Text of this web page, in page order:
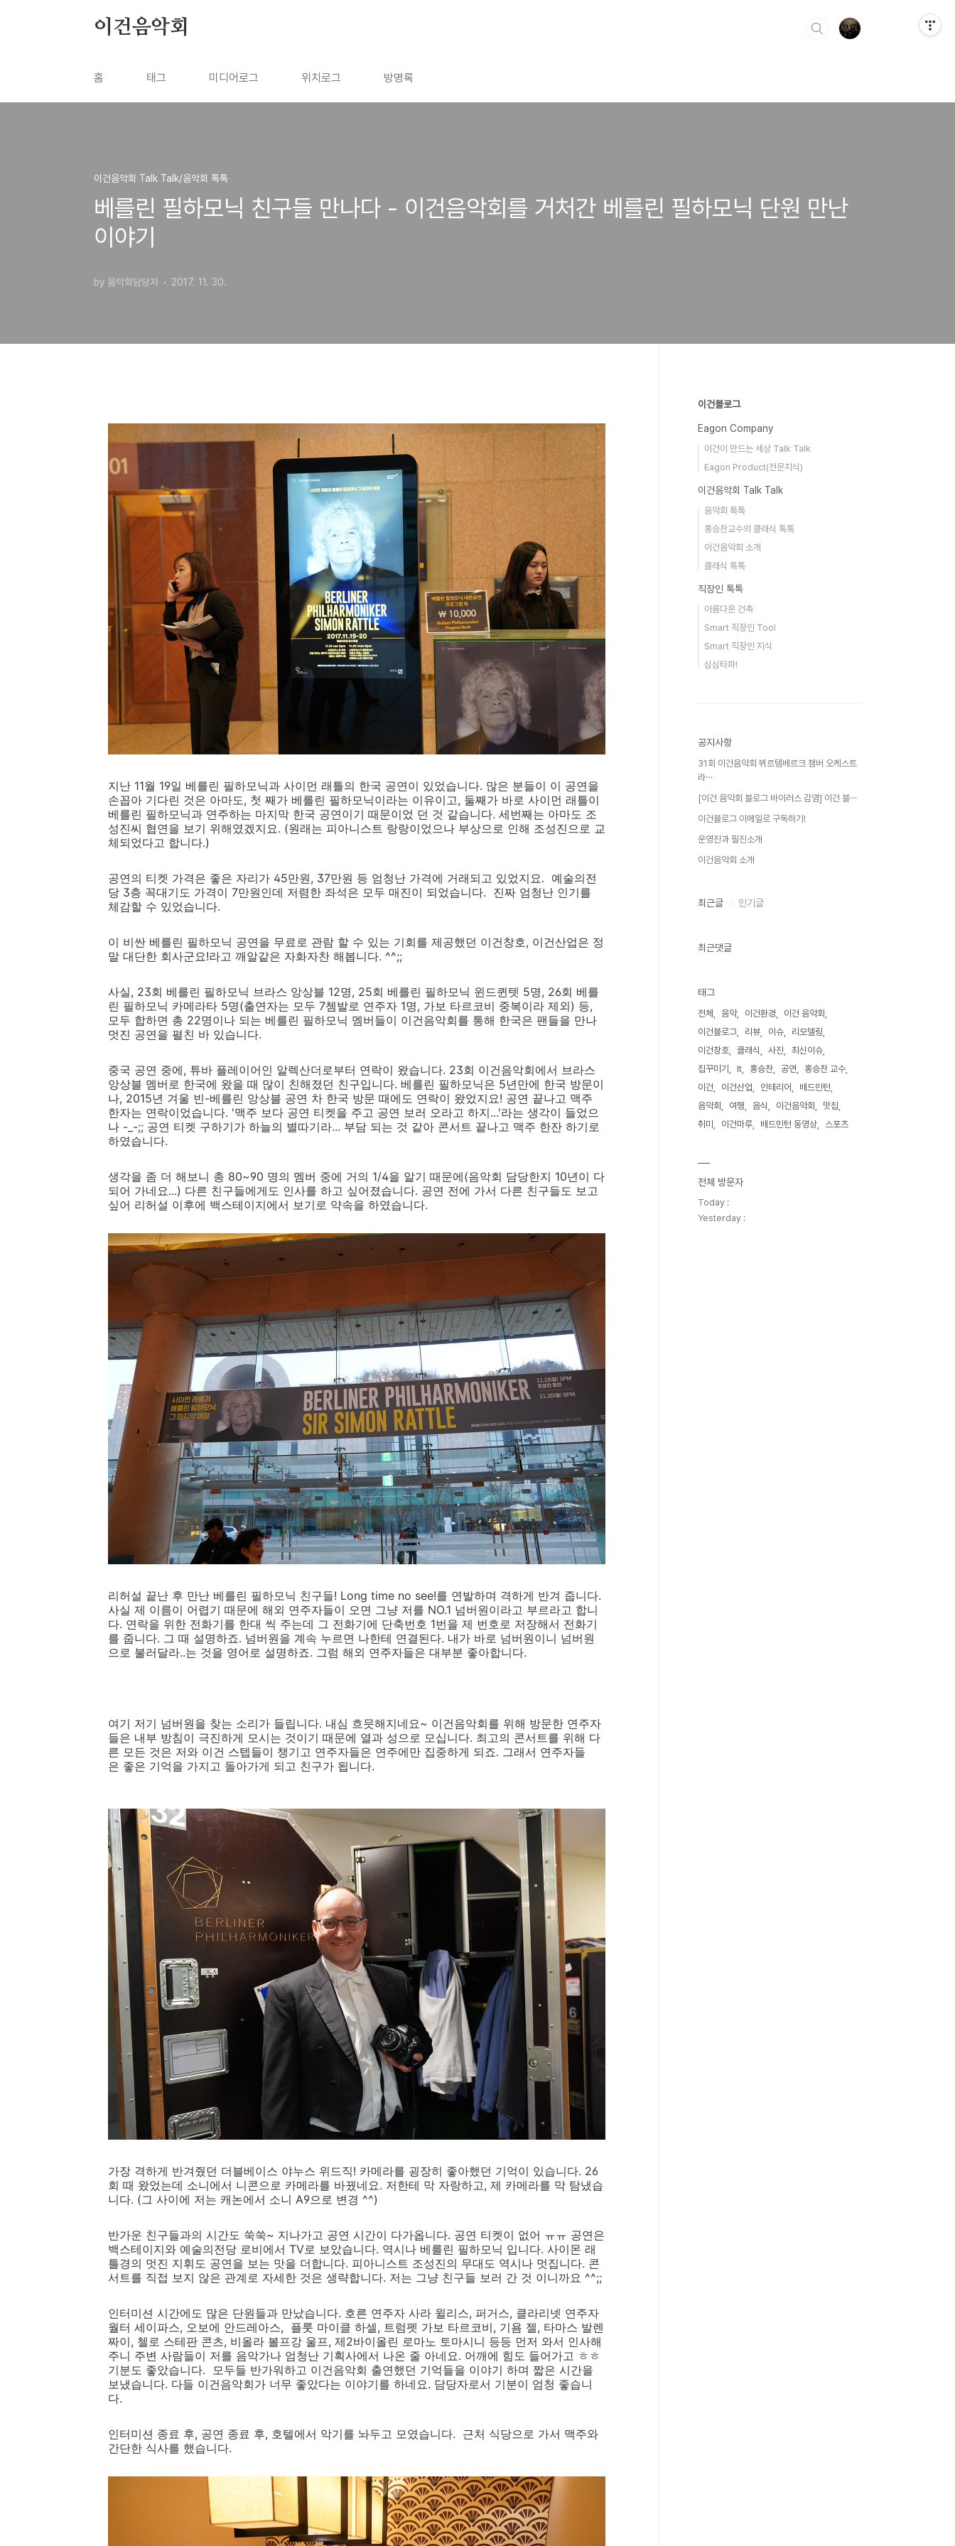
이건음악회
홈 태그 미디어로그 위치로그 방명록
이건음악회 Talk Talk/음악회 톡톡
베를린 필하모닉 친구들 만나다 - 이건음악회를 거처간 베를린 필하모닉 단원 만난
이야기
by 음악회담당자 2017. 11. 30.
지난 11월 19일 베를린 필하모닉과 사이먼 래틀의 한국 공연이 있었습니다. 많은 분들이 이 공연을
손꼽아 기다린 것은 아마도, 첫 째가 베를린 필하모닉이라는 이유이고, 둘째가 바로 사이먼 래틀이
베를린 필하모닉과 연주하는 마지막 한국 공연이기 때문이었 던 것 같습니다. 세번째는 아마도 조
성진씨 협연을 보기 위해였겠지요. (원래는 피아니스트 랑랑이었으나 부상으로 인해 조성진으로 교
체되었다고 합니다.)
공연의 티켓 가격은 좋은 자리가 45만원, 37만원 등 엄청난 가격에 거래되고 있었지요. 예술의전
당 3층 꼭대기도 가격이 7만원인데 저렴한 좌석은 모두 매진이 되었습니다. 진짜 엄청난 인기를
체감할 수 있었습니다.
이 비싼 베를린 필하모닉 공연을 무료로 관람 할 수 있는 기회를 제공했던 이건창호, 이건산업은 정
말 대단한 회사군요!라고 깨알같은 자화자찬 해봅니다. ^^;;
사실, 23회 베를린 필하모닉 브라스 앙상블 12명, 25회 베를린 필하모닉 윈드퀸텟 5명, 26회 베를
린 필하모닉 카메라타 5명(출연자는 모두 7쳄발로 연주자 1명, 가보 타르코비 중복이라 제외) 등,
모두 합하면 총 22명이나 되는 베를린 필하모닉 멤버들이 이건음악회를 통해 한국은 팬들을 만나
멋진 공연을 펼친 바 있습니다.
중국 공연 중에, 튜바 플레이어인 알렉산더로부터 연락이 왔습니다. 23회 이건음악회에서 브라스
앙상블 멤버로 한국에 왔을 때 많이 친해졌던 친구입니다. 베를린 필하모닉은 5년만에 한국 방문이
나, 2015년 겨울 빈-베를린 앙상블 공연 차 한국 방문 때에도 연락이 왔었지요! 공연 끝나고 맥주
한자는 연락이었습니다. '맥주 보다 공연 티켓을 주고 공연 보러 오라고 하지...'라는 생각이 들었으
나 -_-;; 공연 티켓 구하기가 하늘의 별따기라... 부담 되는 것 같아 콘서트 끝나고 맥주 한잔 하기로
하였습니다.
생각을 좀 더 해보니 총 80~90 명의 멤버 중에 거의 1/4을 알기 때문에(음악회 담당한지 10년이 다
되어 가네요...) 다른 친구들에게도 인사를 하고 싶어졌습니다. 공연 전에 가서 다른 친구들도 보고
싶어 리허설 이후에 백스테이지에서 보기로 약속을 하였습니다.
리허설 끝난 후 만난 베를린 필하모닉 친구들! Long time no see!를 연발하며 격하게 반겨 줍니다.
사실 제 이름이 어렵기 때문에 해외 연주자들이 오면 그냥 저를 NO.1 넘버원이라고 부르라고 합니
다. 연락을 위한 전화기를 한대 씩 주는데 그 전화기에 단축번호 1번을 제 번호로 저장해서 전화기
를 줍니다. 그 때 설명하죠. 넘버원을 계속 누르면 나한테 연결된다. 내가 바로 넘버원이니 넘버원
으로 불러달라..는 것을 영어로 설명하죠. 그럼 해외 연주자들은 대부분 좋아합니다.
여기 저기 넘버원을 찾는 소리가 들립니다. 내심 흐믓해지네요~ 이건음악회를 위해 방문한 연주자
들은 내부 방침이 극진하게 모시는 것이기 때문에 열과 성으로 모십니다. 최고의 콘서트를 위해 다
른 모든 것은 저와 이건 스텝들이 챙기고 연주자들은 연주에만 집중하게 되죠. 그래서 연주자들
은 좋은 기억을 가지고 돌아가게 되고 친구가 됩니다.
가장 격하게 반겨줬던 더블베이스 야누스 위드직! 카메라를 굉장히 좋아했던 기억이 있습니다. 26
회 때 왔었는데 소니에서 니콘으로 카메라를 바꿨네요. 저한테 막 자랑하고, 제 카메라를 막 탐냈습
니다. (그 사이에 저는 캐논에서 소니 A9으로 변경 ^^)
반가운 친구들과의 시간도 쑥쑥~ 지나가고 공연 시간이 다가옵니다. 공연 티켓이 없어 ㅠㅠ 공연은
백스테이지와 예술의전당 로비에서 TV로 보았습니다. 역시나 베를린 필하모닉 입니다. 사이몬 래
틀경의 멋진 지휘도 공연을 보는 맛을 더합니다. 피아니스트 조성진의 무대도 역시나 멋집니다. 콘
서트를 직접 보지 않은 관계로 자세한 것은 생략합니다. 저는 그냥 친구들 보러 간 것 이니까요 ^^;;
인터미션 시간에도 많은 단원들과 만났습니다. 호른 연주자 사라 윌리스, 퍼거스, 클라리넷 연주자
월터 세이파스, 오보에 안드레아스, 플룻 마이클 하셀, 트럼펫 가보 타르코비, 기욤 젤, 타마스 발렌
짜이, 첼로 스테판 콘츠, 비올라 볼프강 울프, 제2바이올린 로마노 토마시니 등등 먼저 와서 인사해
주니 주변 사람들이 저를 음악가나 엄청난 기획사에서 나온 줄 아네요. 어깨에 힘도 들어가고 ㅎㅎ
기분도 좋았습니다. 모두들 반가워하고 이건음악회 출연했던 기억들을 이야기 하며 짧은 시간을
보냈습니다. 다들 이건음악회가 너무 좋았다는 이야기를 하네요. 담당자로서 기분이 엄청 좋습니
다.
인터미션 종료 후, 공연 종료 후, 호텔에서 악기를 놔두고 모였습니다. 근처 식당으로 가서 맥주와
간단한 식사를 했습니다.
이건블로그
Eagon Company
이건이 만드는 세상 Talk Talk
Eagon Product(전문지식)
이건음악회 Talk Talk
음악회 톡톡
홍승찬교수의 클래식 톡톡
이건음악회 소개
클래식 톡톡
직장인 톡톡
아름다운 건축
Smart 직장인 Tool
Smart 직장인 지식
심심타파!
공지사항
31회 이건음악회 뷔르템베르크 챔버 오케스트
라⋯
[이건 음악회 블로그 바이러스 감염] 이건 블⋯
이건블로그 이메일로 구독하기!
운영진과 필진소개
이건음악회 소개
최근글 인기글
최근댓글
태그
전체 음악 이건환경
이건 음악회
이건블로그
리뷰 이슈
리모델링
이건창호
클래식 사진
최신이슈
집꾸미기
It 홍승찬 공연
홍승찬 교수
이건
이건산업 인테리어
배드민턴
음악회
여행 음식 이건음악회
맛집
취미
이건마루 배드민턴 동영상 스포츠
전체 방문자
Today :
Yesterday :